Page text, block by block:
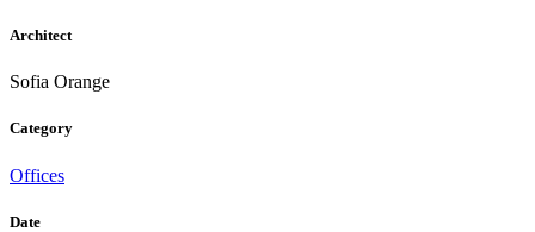
Architect
Sofia Orange
Category
Offices
Date